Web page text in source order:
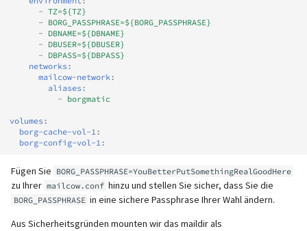
Sperre aufheben
Exportieren von Schlüsseln
- TZ=${TZ}
- BORG_PASSPHRASE=${BORG_PASSPHRASE}
- DBNAME=${DBNAME}
- DBUSER=${DBUSER}
- DBPASS=${DBPASS}
networks:
mailcow-network:
aliases:
- borgmatic
volumes:
borg-cache-vol-1:
borg-config-vol-1:
Fügen Sie BORG_PASSPHRASE=YouBetterPutSomethingRealGoodHere
zu Ihrer mailcow.conf hinzu und stellen Sie sicher, dass Sie die
BORG_PASSPHRASE in eine sichere Passphrase Ihrer Wahl ändern.
Aus Sicherheitsgründen mounten wir das maildir als